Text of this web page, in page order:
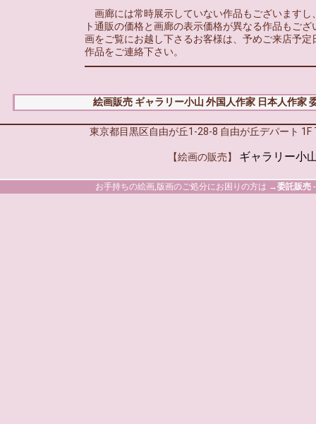
画廊には常時展示していない作品もございますし
ト通販の価格と画廊の表示価格が異なる作品もござ
画をご覧にお越し下さるお客様は、予めご来店予定
作品をご連絡下さい。
絵画販売 ギャラリー小山 外国人作家 日本人作家
東京都目黒区自由が丘1-28-8 自由が丘デパート 1F
【絵画の販売】 ギャラリー小
お手持ちの絵画,版画のご処分にお困りの方は →委託販売